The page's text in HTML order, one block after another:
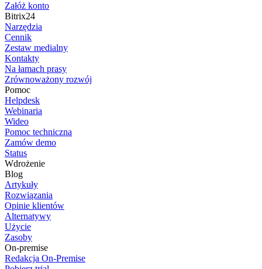
Załóż konto
Bitrix24
Narzędzia
Cennik
Zestaw medialny
Kontakty
Na łamach prasy
Zrównoważony rozwój
Pomoc
Helpdesk
Webinaria
Wideo
Pomoc techniczna
Zamów demo
Status
Wdrożenie
Blog
Artykuły
Rozwiązania
Opinie klientów
Alternatywy
Użycie
Zasoby
On-premise
Redakcja On-Premise